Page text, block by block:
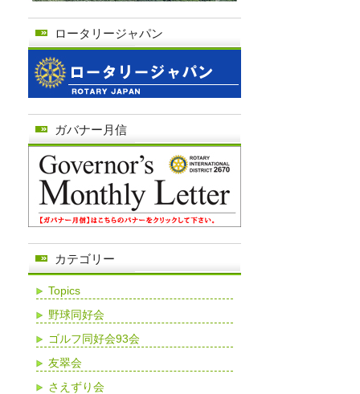
ロータリージャパン
ガバナー月信
カテゴリー
Topics
野球同好会
ゴルフ同好会93会
友翠会
さえずり会